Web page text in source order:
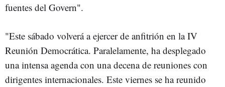
fuentes del Govern".
"Este sábado volverá a ejercer de anfitrión en la IV
Reunión Democrática. Paralelamente, ha desplegado
una intensa agenda con una decena de reuniones con
dirigentes internacionales. Este viernes se ha reunido